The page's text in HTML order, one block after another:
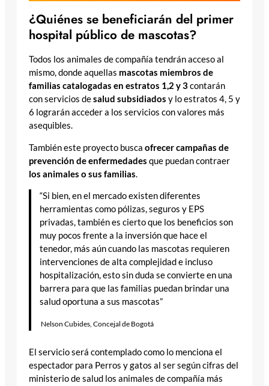
¿Quiénes se beneficiarán del primer
hospital público de mascotas?
Todos los animales de compañía tendrán acceso al
mismo, donde aquellas mascotas miembros de
familias catalogadas en estratos 1,2 y 3contarán
con servicios desalud subsidiados y lo estratos 4, 5 y
6 lograrán acceder a los servicios con valores más
asequibles.
También este proyecto busca ofrecer campañas de
prevención de enfermedades que puedan contraer
los animales o sus familias.
“Si bien, en el mercado existen diferentes
herramientas como pólizas, seguros y EPS
privadas, también es cierto que los beneficios son
muy pocos frente a la inversión que hace el
tenedor, más aún cuando las mascotas requieren
intervenciones de alta complejidad e incluso
hospitalización, esto sin duda se convierte en una
barrera para que las familias puedan brindar una
salud oportuna a sus mascotas”
Nelson Cubides, Concejal de Bogotá
El servicio será contemplado como lo menciona el
espectador para Perros y gatos al ser según cifras del
ministerio de salud los animales de compañía más